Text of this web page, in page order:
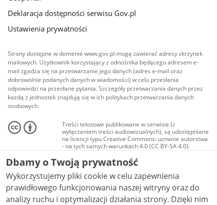
Deklaracja dostępności serwisu Gov.pl
Ustawienia prywatności
Strony dostępne w domenie www.gov.pl mogą zawierać adresy skrzynek
mailowych. Użytkownik korzystający z odnośnika będącego adresem e-
mail zgadza się na przetwarzanie jego danych (adres e-mail oraz
dobrowolnie podanych danych w wiadomości) w celu przesłania
odpowiedzi na przesłane pytania. Szczegóły przetwarzania danych przez
każdą z jednostek znajdują się w ich politykach przetwarzania danych
osobowych.
Treści tekstowe publikowane w serwisie (z
wyłączeniem treści audiowizualnych), są udostępniane
na licencji typu Creative Commons: uznanie autorstwa
- na tych samych warunkach 4.0 (CC BY-SA 4.0).
Materiały audiowizualne, w tym zdjęcia, materiały
audio i wideo, są udostępniane na licencji typu
Creative Commons: uznanie autorstwa użycie
niekomercyjne - bez utworów zależnych 4.0 (CC BY-
NC-ND 4.0), o ile nie jest to stwierdzone inaczej.
Dbamy o Twoją prywatność
Wykorzystujemy pliki cookie w celu zapewnienia
prawidłowego funkcjonowania naszej witryny oraz do
analizy ruchu i optymalizacji działania strony. Dzięki nim